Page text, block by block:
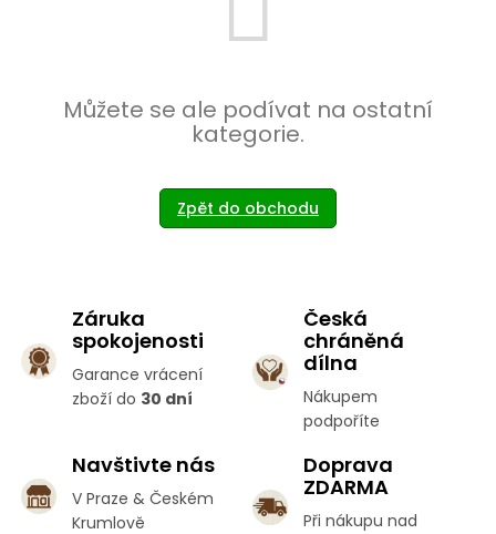
Můžete se ale podívat na ostatní
kategorie.
Zpět do obchodu
Záruka
spokojenosti
Garance vrácení
zboží do 30 dní
Česká
chráněná
dílna
Nákupem
podpoříte
Navštivte nás
V Praze & Českém
Krumlově
Doprava
ZDARMA
Při nákupu nad